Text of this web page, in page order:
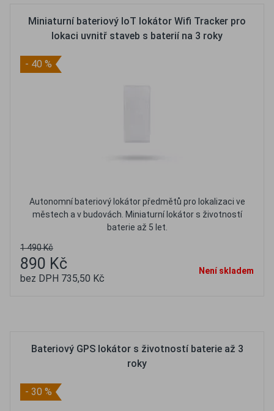
Miniaturní bateriový IoT lokátor Wifi Tracker pro
lokaci uvnitř staveb s baterií na 3 roky
- 40 %
Autonomní bateriový lokátor předmětů pro lokalizaci ve
městech a v budovách. Miniaturní lokátor s životností
baterie až 5 let.
1 490 Kč
890 Kč
bez DPH 735,50 Kč
Není skladem
Bateriový GPS lokátor s životností baterie až 3
roky
- 30 %